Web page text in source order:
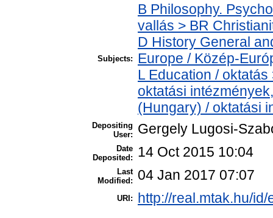
Subjects:
B Philosophy.
vallás > BR
D History General
Europe / Közép-
L Education /
oktatási
(Hungary) / oktatási
Depositing
User:
Gergely Lugosi-
Date
Deposited:
14 Oct 2015 10:04
Last
Modified:
04 Jan 2017 07:07
URI: http://real.mtak.hu/